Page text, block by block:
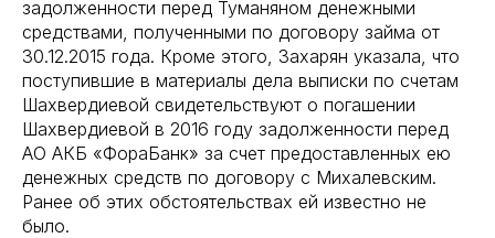
задолженности перед Туманяном денежными
средствами, полученными по договору займа от
30.12.2015 года. Кроме этого, Захарян указала, что
поступившие в материалы дела выписки по счетам
Шахвердиевой свидетельствуют о погашении
Шахвердиевой в 2016 году задолженности перед
АО АКБ «ФораБанк» за счет предоставленных ею
денежных средств по договору с Михалевским.
Ранее об этих обстоятельствах ей известно не
было.